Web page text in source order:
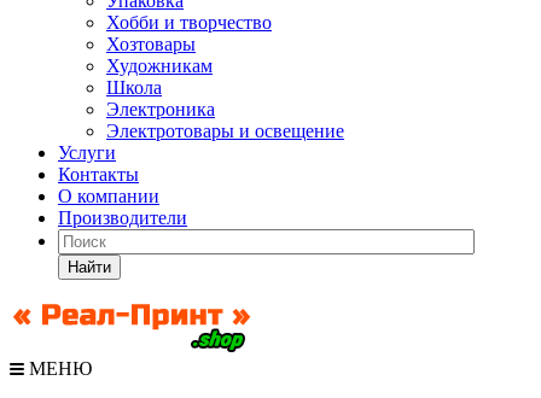
Хобби и творчество
Хозтовары
Художникам
Школа
Электроника
Электротовары и освещение
Услуги
Контакты
О компании
Производители
Найти
МЕНЮ